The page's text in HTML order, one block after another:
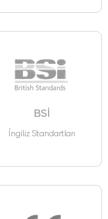
BSİ
İngiliz Standartları